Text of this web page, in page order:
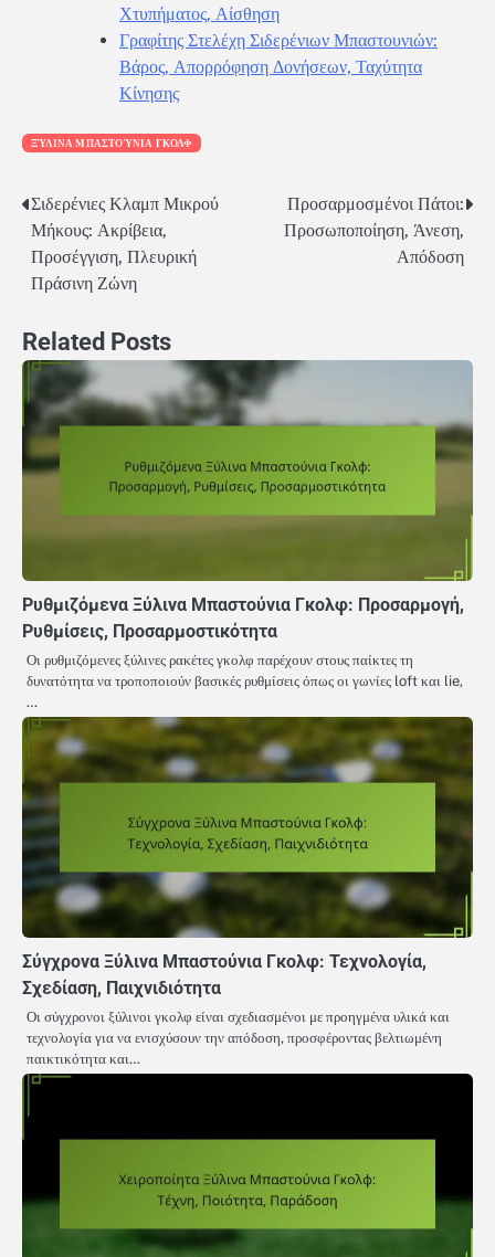
Χτυπήματος, Αίσθηση
Γραφίτης Στελέχη Σιδερένιων Μπαστουνιών:
Βάρος, Απορρόφηση Δονήσεων, Ταχύτητα
Κίνησης
ΞΎΛΙΝΑ ΜΠΑΣΤΟΎΝΙΑ ΓΚΟΛΦ
Post
navigation
Σιδερένιες Κλαμπ Μικρού
Μήκους: Ακρίβεια,
Προσέγγιση, Πλευρική
Πράσινη Ζώνη
Προσαρμοσμένοι Πάτοι:
Προσωποποίηση, Άνεση,
Απόδοση
Related Posts
Ρυθμιζόμενα Ξύλινα Μπαστούνια Γκολφ: Προσαρμογή,
Ρυθμίσεις, Προσαρμοστικότητα
Οι ρυθμιζόμενες ξύλινες ρακέτες γκολφ παρέχουν στους παίκτες τη
δυνατότητα να τροποποιούν βασικές ρυθμίσεις όπως οι γωνίες loft και lie,
…
Σύγχρονα Ξύλινα Μπαστούνια Γκολφ: Τεχνολογία,
Σχεδίαση, Παιχνιδιότητα
Οι σύγχρονοι ξύλινοι γκολφ είναι σχεδιασμένοι με προηγμένα υλικά και
τεχνολογία για να ενισχύσουν την απόδοση, προσφέροντας βελτιωμένη
παικτικότητα και…